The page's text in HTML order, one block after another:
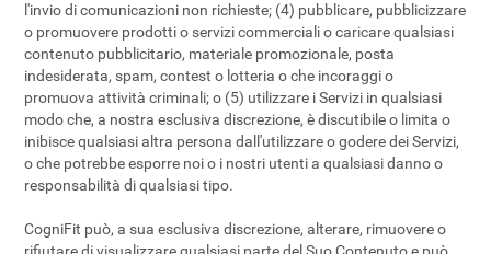
l'invio di comunicazioni non richieste; (4) pubblicare, pubblicizzare
o promuovere prodotti o servizi commerciali o caricare qualsiasi
contenuto pubblicitario, materiale promozionale, posta
indesiderata, spam, contest o lotteria o che incoraggi o
promuova attività criminali; o (5) utilizzare i Servizi in qualsiasi
modo che, a nostra esclusiva discrezione, è discutibile o limita o
inibisce qualsiasi altra persona dall'utilizzare o godere dei Servizi,
o che potrebbe esporre noi o i nostri utenti a qualsiasi danno o
responsabilità di qualsiasi tipo.
CogniFit può, a sua esclusiva discrezione, alterare, rimuovere o